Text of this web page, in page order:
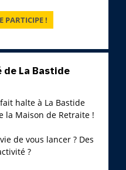
de La Bastide
halte à La Bastide
la Maison de Retraite !
de vous lancer ? Des
?